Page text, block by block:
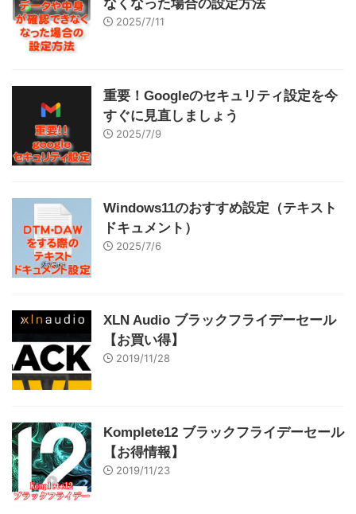
なくなった場合の設定方法
2025/7/11
重要！Googleのセキュリティ設定を今
すぐに見直しましょう
2025/7/9
Windows11のおすすめ設定（テキスト
ドキュメント）
2025/7/6
XLN Audio ブラックフライデーセール
【お買い得】
2019/11/28
Komplete12 ブラックフライデーセール
【お得情報】
2019/11/23